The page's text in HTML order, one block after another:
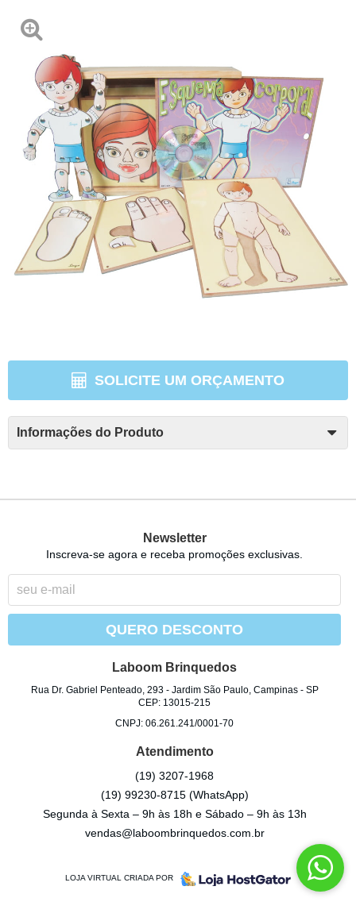
SOLICITE UM ORÇAMENTO
Informações do Produto
Newsletter
Inscreva-se agora e receba promoções exclusivas.
QUERO DESCONTO
Laboom Brinquedos
Rua Dr. Gabriel Penteado, 293- Jardim São Paulo, Campinas- SP
CEP: 13015-215
CNPJ: 06.261.241/0001-70
Atendimento
(19) 3207-1968
(19) 99230-8715 (WhatsApp)
Segunda à Sexta – 9h às 18h e Sábado – 9h às 13h
vendas@laboombrinquedos.com.br
LOJA VIRTUAL CRIADA POR